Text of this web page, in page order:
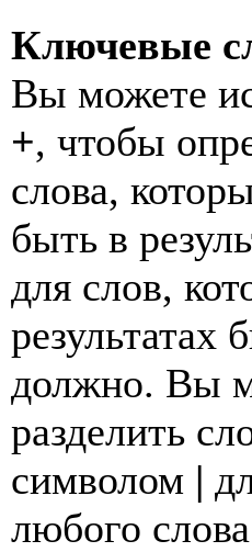
Ключевые
Вы можете
+, чтобы
слова,
быть в
для слов,
результатах
должно. Вы
разделить
символом |
любого